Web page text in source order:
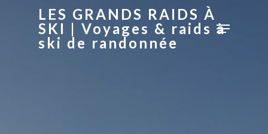
LES GRANDS RAIDS À
SKI | Voyages & raids à
ski de randonnée